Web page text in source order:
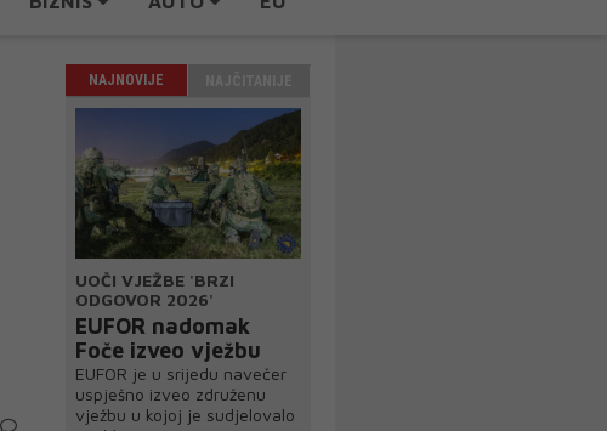
NAJNOVIJE
UOČI VJEŽBE 'BRZI
ODGOVOR 2026'
EUFOR nadomak
Foče izveo vježbu
EUFOR je u srijedu navečer
uspješno izveo združenu
vježbu u kojoj je sudjelovalo